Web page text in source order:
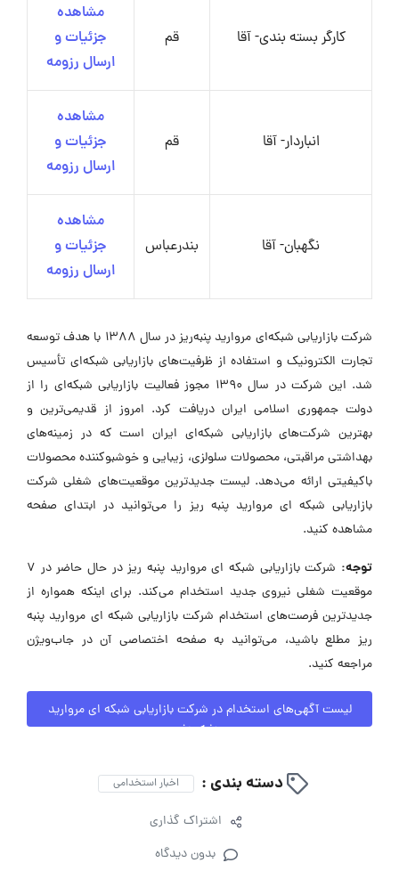
کارگر بسته بندی- آقا قم
مشاهده
جزئیات و
ارسال رزومه
انباردار- آقا قم
مشاهده
جزئیات و
ارسال رزومه
نگهبان- آقا بندرعباس
مشاهده
جزئیات و
ارسال رزومه
شرکت بازاریابی شبکه‌ای مروارید پنبه‌ریز در سال ۱۳۸۸ با هدف توسعه
تجارت الکترونیک و استفاده از ظرفیت‌های بازاریابی شبکه‌ای تأسیس
شد. این شرکت در سال ۱۳۹۰ مجوز فعالیت بازاریابی شبکه‌ای را از
دولت جمهوری اسلامی ایران دریافت کرد. امروز از قدیمی‌ترین و
بهترین شرکت‌های بازاریابی شبکه‌ای ایران است که در زمینه‌های
بهداشتی مراقبتی، محصولات سلولزی، زیبایی و خوشبوکننده محصولات
باکیفیتی ارائه می‌دهد. لیست جدیدترین موقعیت‌های شغلی شرکت
بازاریابی شبکه ای مروارید پنبه ریز را می‌توانید در ابتدای صفحه
مشاهده کنید.
توجه:
شرکت بازاریابی شبکه ای مروارید پنبه ریز در حال حاضر در ۷
موقعیت شغلی نیروی جدید استخدام می‌کند. برای اینکه همواره از
جدیدترین فرصت‌های استخدام شرکت بازاریابی شبکه ای مروارید پنبه
ریز مطلع باشید، می‌توانید به صفحه اختصاصی آن در جاب‌ویژن
مراجعه کنید.
لیست آگهی‌های استخدام در شرکت بازاریابی شبکه ای مروارید
پنبه ریز
دسته بندی : اخبار استخدامی
اشتراک گذاری
بدون دیدگاه